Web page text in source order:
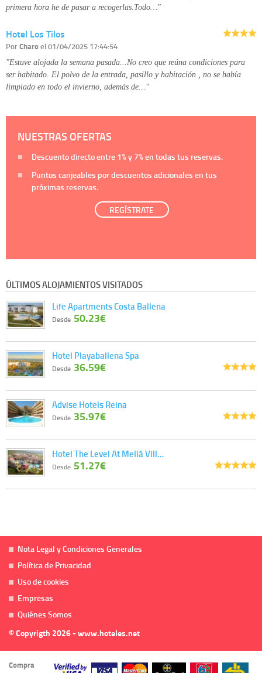
primera hora he de pasar a recogerlas.Todo…"
Hotel Los Tilos
PorCharoel 01/04/2025 17:44:54
"Estuve alojada la semana pasada...No creo que reúna condiciones para
ser habitado. El polvo de la entrada, pasillo y habitación , no se había
limpiado en todo el invierno, además de…"
NUESTRAS OFERTAS
Descuento directo entre 1%y 7%en todas tus reservas.
Puntos canjeables por descuentos adicionales en tus
próximas reservas.
REGÍSTRATE
ÚLTIMOS ALOJAMIENTOS VISITADOS
Life Apartments Costa Ballena
Desde 50.23€
Hotel Playaballena Spa
Desde 36.59€
Advise Hotels Reina
Desde 35.97€
Hotel The Level At Meliá Vill…
Desde 51.27€
Nota Legal y Condiciones Generales
Política de Privacidad
Uso de cookies
Empresas
Quiénes Somos
© Copyrigth 2026 - www.hoteles.net
Compra